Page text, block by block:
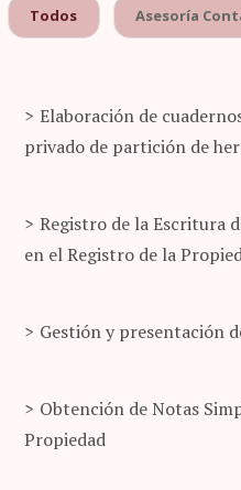
Todos Asesoría
Elaboración de
privado de partición de
Registro de la Escritura
en el Registro de la
Gestión y presentación
Obtención de Notas
Propiedad